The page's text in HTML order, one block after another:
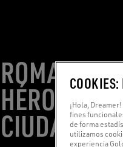
ROMA,
HÉROES
CIUDAD
¡Hola,
fines
de forma
utilizamos
experiencia